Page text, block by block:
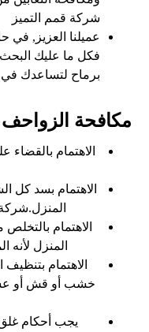
شركة قمم التميز
عميلنا العزيز, في
فكل ما عليك
برماح لتساعدك في
مكافحة
الاهتمام
الاهتمام بسد كل
الاهتمام
المنزل لأنه
الاهتمام
خشب أو قش أو
يجب أحكام